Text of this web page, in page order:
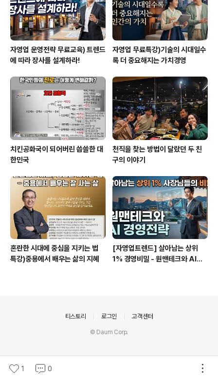
자영업 운영전략 무료교육) 트렌드
에 따라 장사를 설계하라!
자영업 무료특강)기술의 시대일수
록 더 중요해지는 가치경영
치킨공화국이 되어버린 씁쓸한 대
한민국
천직을 찾는 방법이 달랐던 두 친
구의 이야기
혼란한 시대에 중심을 지키는 법
특강)중용에서 배우는 삶의 지혜
[자영업트렌드] 살아남는 상위
1% 경영비밀 - 원맨테크와 AI경
1 0
티스토리 로그인 고객센터
© Daum Corp.